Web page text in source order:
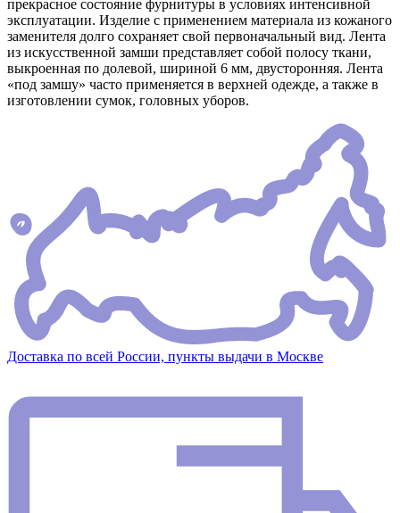
прекрасное состояние фурнитуры в условиях интенсивной
эксплуатации. Изделие с применением материала из кожаного
заменителя долго сохраняет свой первоначальный вид. Лента
из искусственной замши представляет собой полосу ткани,
выкроенная по долевой, шириной 6 мм, двусторонняя. Лента
«под замшу» часто применяется в верхней одежде, а также в
изготовлении сумок, головных уборов.
Доставка по всей России, пункты выдачи в Москве